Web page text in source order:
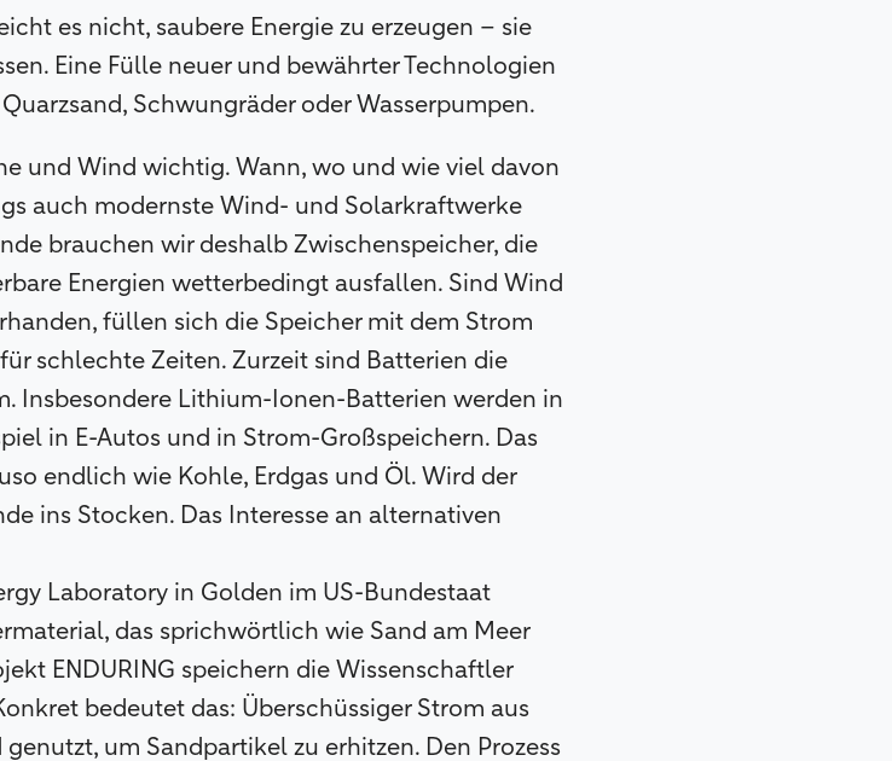
es nicht, saubere Energie zu erzeugen – sie
Eine Fülle neuer und bewährter Technologien
Schwungräder oder Wasserpumpen.
und Wind wichtig. Wann, wo und wie viel davon
auch modernste Wind- und Solarkraftwerke
brauchen wir deshalb Zwischenspeicher, die
Energien wetterbedingt ausfallen. Sind Wind
füllen sich die Speicher mit dem Strom
schlechte Zeiten. Zurzeit sind Batterien die
Insbesondere Lithium-Ionen-Batterien werden in
in E-Autos und in Strom-Großspeichern. Das
endlich wie Kohle, Erdgas und Öl. Wird der
ins Stocken. Das Interesse an alternativen
Laboratory in Golden im US-Bundestaat
das sprichwörtlich wie Sand am Meer
ENDURING speichern die Wissenschaftler
bedeutet das: Überschüssiger Strom aus
um Sandpartikel zu erhitzen. Den Prozess